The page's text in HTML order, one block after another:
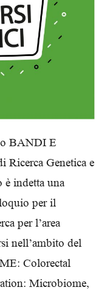
BANDI E
Ricerca Genetica e
indetta una
per il
per l’area
nell’ambito del
Colorectal
Microbiome,